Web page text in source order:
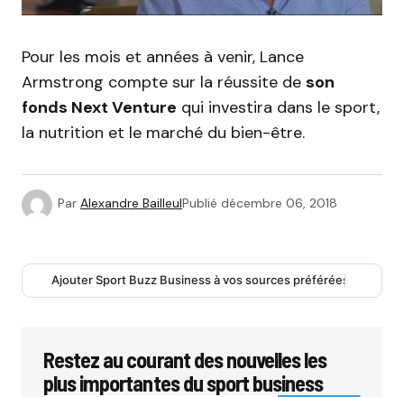
Pour les mois et années à venir, Lance
Armstrong compte sur la réussite de son
fonds Next Venture qui investira dans le sport,
la nutrition et le marché du bien-être.
Par Alexandre BailleulPublié décembre 06, 2018
Ajouter Sport Buzz Business à vos sources préférées
Restez au courant des nouvelles les
plus importantes du sport business